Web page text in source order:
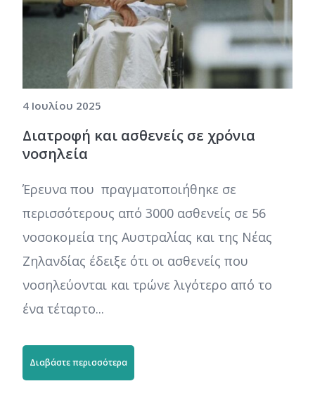
4 Ιουλίου 2025
Διατροφή και ασθενείς σε χρόνια
νοσηλεία
Έρευνα που πραγματοποιήθηκε σε
περισσότερους από 3000 ασθενείς σε 56
νοσοκομεία της Αυστραλίας και της Νέας
Ζηλανδίας έδειξε ότι οι ασθενείς που
νοσηλεύονται και τρώνε λιγότερο από το
ένα τέταρτο...
Διαβάστε περισσότερα